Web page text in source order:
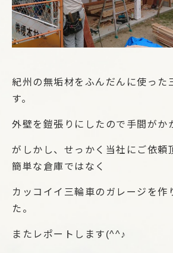
紀州の無垢材をふんだんに使った
す。
外壁を鎧張りにしたので手間がか
がしかし、せっかく当社にご依頼
簡単な倉庫ではなく
カッコイイ三輪車のガレージを作
た。
またレポートします(^^♪